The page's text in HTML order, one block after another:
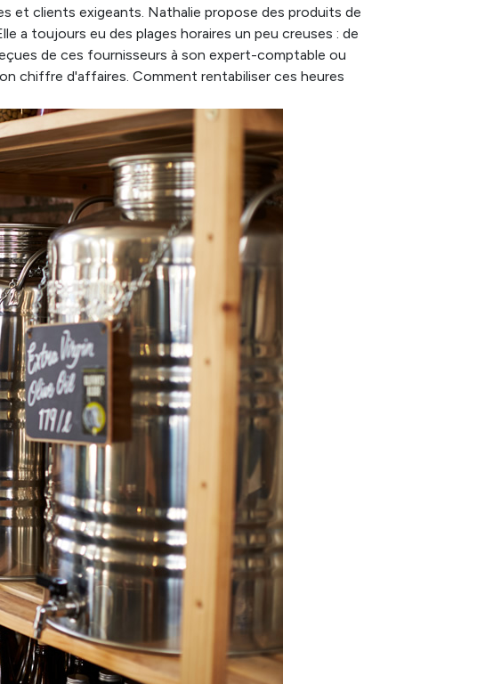
et clients exigeants. Nathalie propose des produits de
a toujours eu des plages horaires un peu creuses : de
de ces fournisseurs à son expert-comptable ou
chiffre d'affaires. Comment rentabiliser ces heures